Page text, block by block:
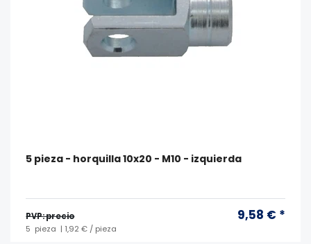
5 pieza - horquilla 10x20 - M10 - izquierda
PVP: precio 9,58 € *
5 pieza | 1,92 € / pieza